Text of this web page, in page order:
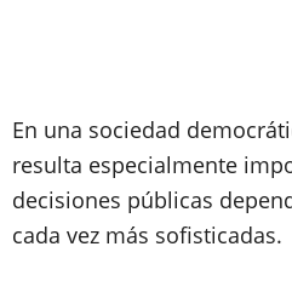
En una sociedad
resulta especialmente
decisiones públicas
cada vez más sofisticadas.